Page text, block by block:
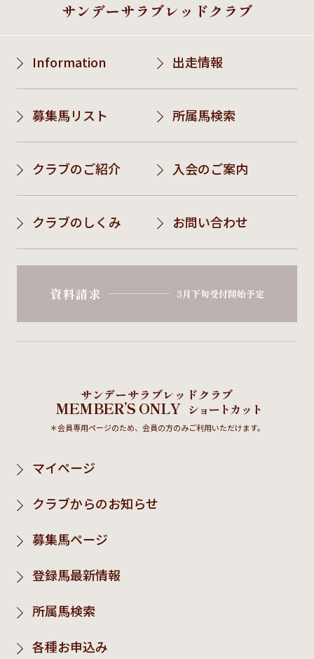
サンデーサラブレッドクラブ
Information 出走情報
募集馬リスト 所属馬検索
クラブのご紹介 入会のご案内
クラブのしくみ お問い合わせ
資料請求 3月下旬受付開始予定
サンデーサラブレッドクラブ
MEMBER’S ONLY ショートカット
＊会員専用ページのため、会員の方のみご利用いただけます。
マイページ
クラブからのお知らせ
募集馬ページ
登録馬最新情報
所属馬検索
各種お申込み